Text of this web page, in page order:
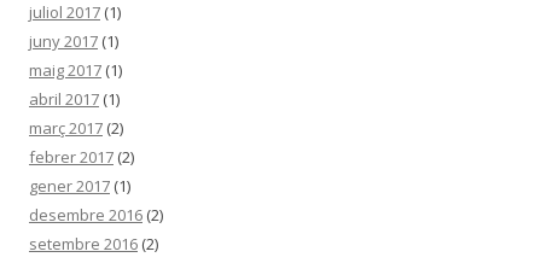
juliol 2017 (1)
juny 2017 (1)
maig 2017 (1)
abril 2017 (1)
març 2017 (2)
febrer 2017 (2)
gener 2017 (1)
desembre 2016 (2)
setembre 2016 (2)